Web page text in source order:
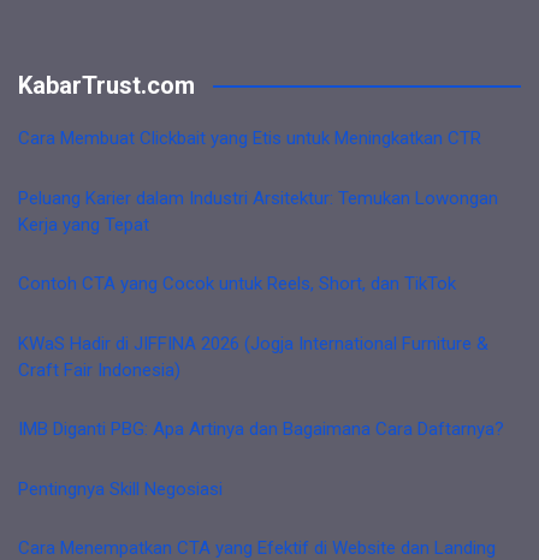
KabarTrust.com
Cara Membuat Clickbait yang Etis untuk Meningkatkan CTR
Peluang Karier dalam Industri Arsitektur: Temukan Lowongan
Kerja yang Tepat
Contoh CTA yang Cocok untuk Reels, Short, dan TikTok
KWaS Hadir di JIFFINA 2026 (Jogja International Furniture &
Craft Fair Indonesia)
IMB Diganti PBG: Apa Artinya dan Bagaimana Cara Daftarnya?
Pentingnya Skill Negosiasi
Cara Menempatkan CTA yang Efektif di Website dan Landing